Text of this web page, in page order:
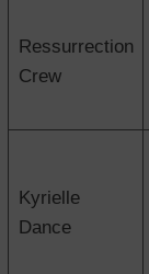
Ressurrection
Crew
Kyrielle
Dance